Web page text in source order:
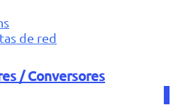
de red
/ Conversores